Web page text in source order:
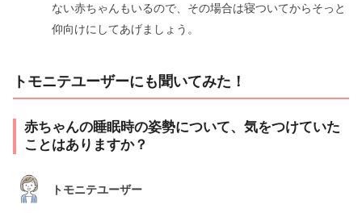
ない赤ちゃんもいるので、その場合は寝ついてからそっと
仰向けにしてあげましょう。
トモニテユーザーにも聞いてみた！
赤ちゃんの睡眠時の姿勢について、気をつけていた
ことはありますか？
トモニテユーザー